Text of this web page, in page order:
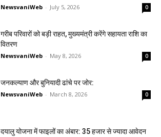
NewsvaniWeb - July 5, 2026 0
गरीब परिवारों को बड़ी राहत, मुख्यमंत्री करेंगे सहायता राशि का
वितरण
NewsvaniWeb - May 8, 2026 0
जनकल्याण और बुनियादी ढांचे पर जोर:
NewsvaniWeb - March 8, 2026 0
दयालु योजना में फाइलों का अंबार: 35 हजार से ज्यादा आवेदन